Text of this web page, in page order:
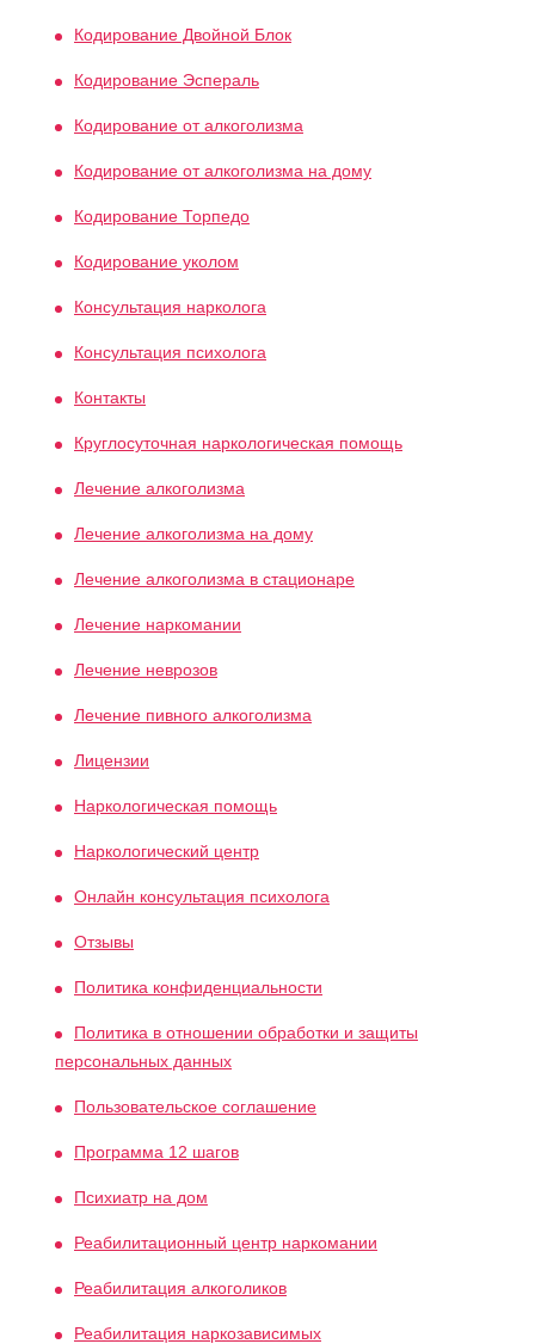
Кодирование Двойной Блок
Кодирование Эспераль
Кодирование от алкоголизма
Кодирование от алкоголизма на дому
Кодирование Торпедо
Кодирование уколом
Консультация нарколога
Консультация психолога
Контакты
Круглосуточная наркологическая помощь
Лечение алкоголизма
Лечение алкоголизма на дому
Лечение алкоголизма в стационаре
Лечение наркомании
Лечение неврозов
Лечение пивного алкоголизма
Лицензии
Наркологическая помощь
Наркологический центр
Онлайн консультация психолога
Отзывы
Политика конфиденциальности
Политика в отношении обработки и защиты
персональных данных
Пользовательское соглашение
Программа 12 шагов
Психиатр на дом
Реабилитационный центр наркомании
Реабилитация алкоголиков
Реабилитация наркозависимых